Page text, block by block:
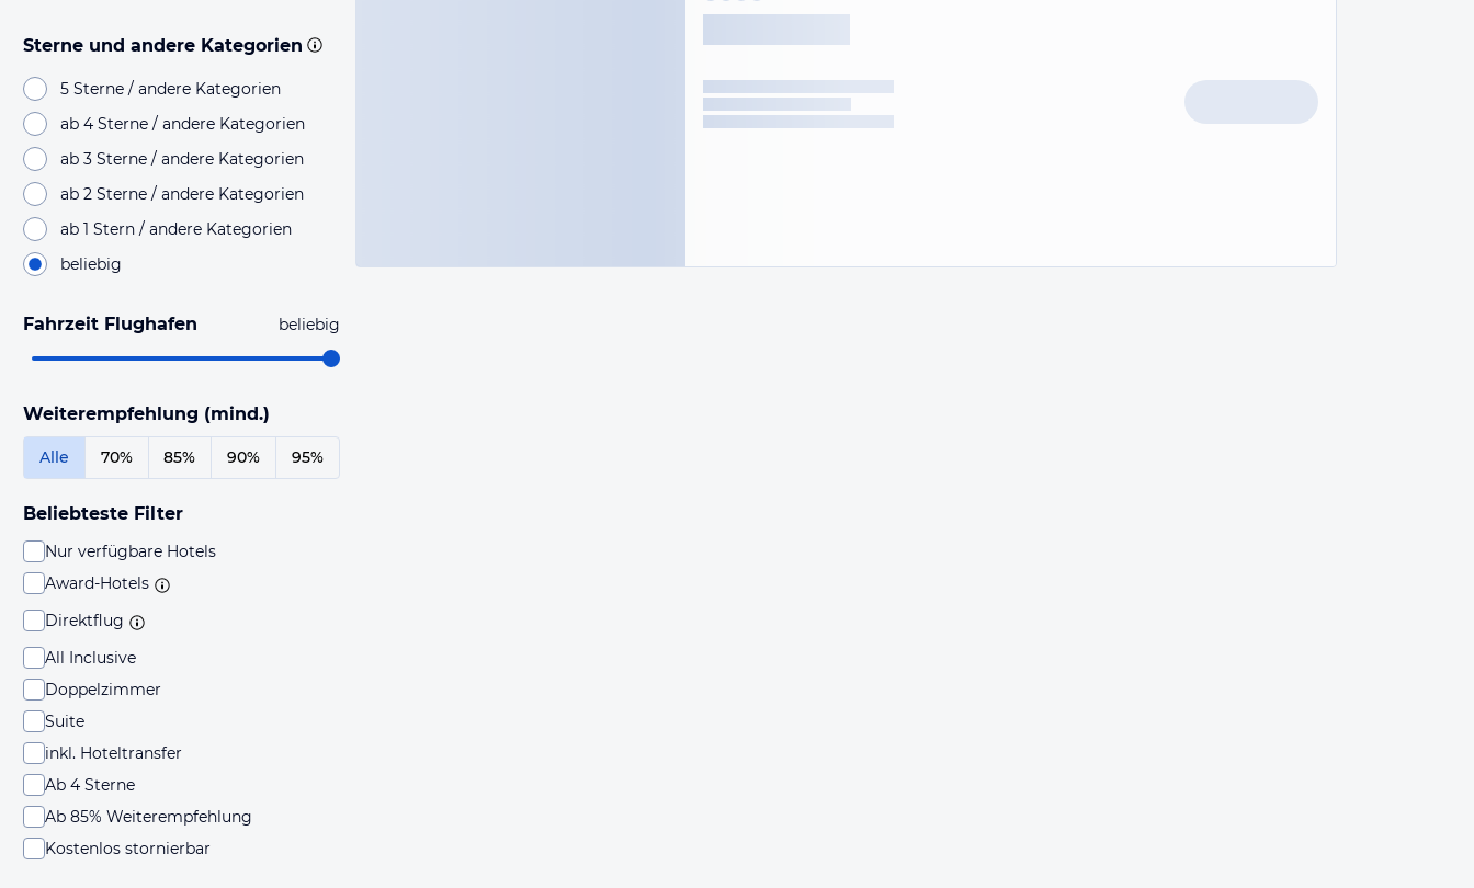
Sterne und andere Kategorien
5 Sterne / andere Kategorien
ab 4 Sterne / andere Kategorien
ab 3 Sterne / andere Kategorien
ab 2 Sterne / andere Kategorien
ab 1 Stern / andere Kategorien
beliebig
Fahrzeit Flughafen beliebig
Weiterempfehlung (mind.)
Alle 70% 85% 90% 95%
Beliebteste Filter
Nur verfügbare Hotels
Award-Hotels
Direktflug
All Inclusive
Doppelzimmer
Suite
inkl. Hoteltransfer
Ab 4 Sterne
Ab 85% Weiterempfehlung
Kostenlos stornierbar